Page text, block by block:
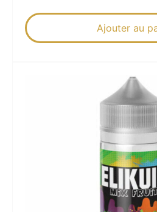
Ajouter au